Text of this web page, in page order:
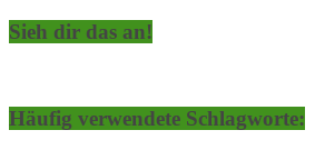
Sieh dir das an!
Häufig verwendete Schlagworte: